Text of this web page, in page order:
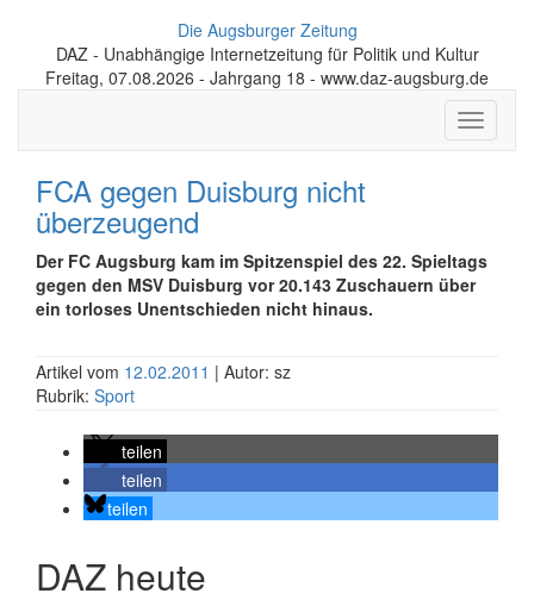
Die Augsburger Zeitung
DAZ - Unabhängige Internetzeitung für Politik und Kultur
Freitag, 07.08.2026 - Jahrgang 18 - www.daz-augsburg.de
Toggle
FCA gegen Duisburg nicht
überzeugend
Der FC Augsburg kam im Spitzenspiel des 22. Spieltags
gegen den MSV Duisburg vor 20.143 Zuschauern über
ein torloses Unentschieden nicht hinaus.
Artikel vom 12.02.2011 | Autor: sz
Rubrik: Sport
teilen
teilen
teilen
DAZ heute